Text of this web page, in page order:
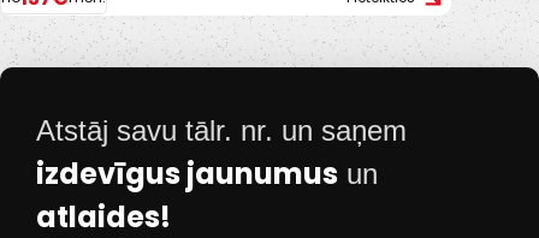
Atstāj savu tālr. nr. un saņem
izdevīgus jaunumus un
atlaides!